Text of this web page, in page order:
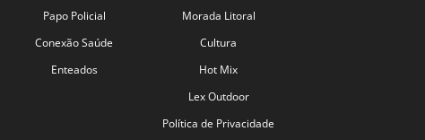
Papo Policial
Conexão Saúde
Enteados
Morada Litoral
Cultura
Hot Mix
Lex Outdoor
Política de Privacidade